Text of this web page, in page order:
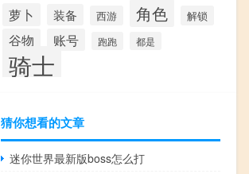
萝卜 装备 西游 角色 解锁
谷物 账号 跑跑 都是
骑士
猜你想看的文章
迷你世界最新版boss怎么打